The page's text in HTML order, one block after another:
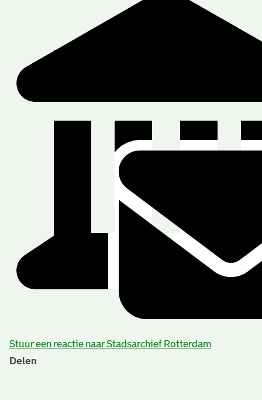
Stuur een reactie naar Stadsarchief Rotterdam
Delen